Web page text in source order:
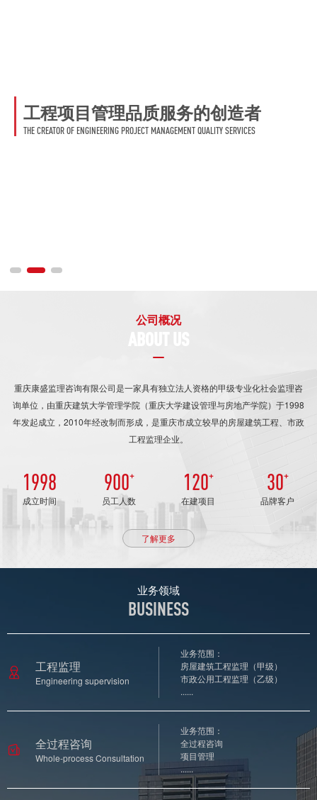
工程项目管理品质服务的创造者
THE CREATOR OF ENGINEERING PROJECT MANAGEMENT QUALITY SERVICES
工程项目管理品质服务的创造者
THE CREATOR OF ENGINEERING PROJECT MANAGEMENT QUALITY SERVICES
工程项目管理品质服务的创造者
THE CREATOR OF ENGINEERING PROJECT MANAGEMENT QUALITY SERVICES
工程项目管理品质服务的创造者
THE CREATOR OF ENGINEERING PROJECT MANAGEMENT QUALITY SERVICES
工程项目管理品质服务的创造者
THE CREATOR OF ENGINEERING PROJECT MANAGEMENT QUALITY SERVICES
公司概况
重庆康盛监理咨询有限公司是一家具有独立法人资格的甲级专业化社会监理咨
询单位，由重庆建筑大学管理学院（重庆大学建设管理与房地产学院）于1998
年发起成立，2010年经改制而形成，是重庆市成立较早的房屋建筑工程、市政
工程监理企业。
1998
成立时间
900+
员工人数
120+
在建项目
30+
品牌客户
了解更多
业务领域
BUSINESS
工程监理
Engineering supervision
业务范围：
房屋建筑工程监理（甲级）
市政公用工程监理（乙级）
......
全过程咨询
Whole-process Consultation
业务范围：
全过程咨询
项目管理
......